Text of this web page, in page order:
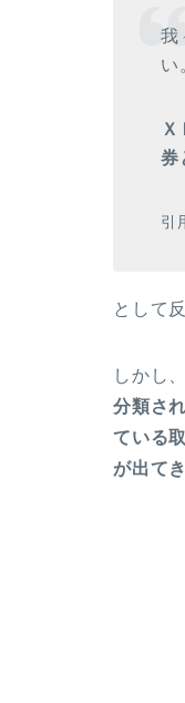
我
い
券
引
として
しかし
分類さ
ている
が出て